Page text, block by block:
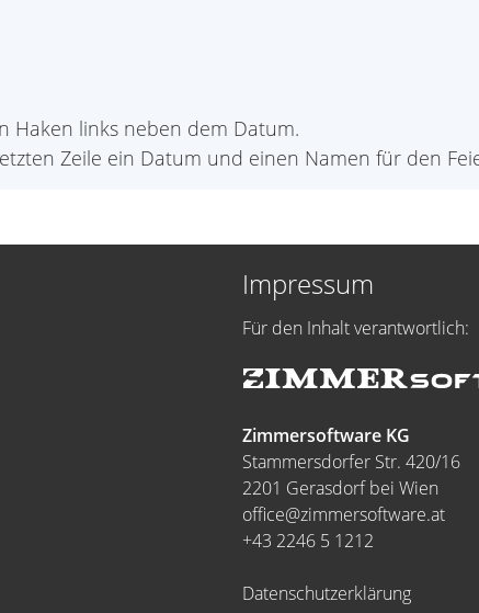
Haken links neben dem Datum.
Zeile ein Datum und einen Namen für den
Impressum
Für den Inhalt verantwortlich:
Zimmersoftware KG
Stammersdorfer Str. 420/16
2201 Gerasdorf bei Wien
office@zimmersoftware.at
+43 2246 5 1212
Datenschutzerklärung